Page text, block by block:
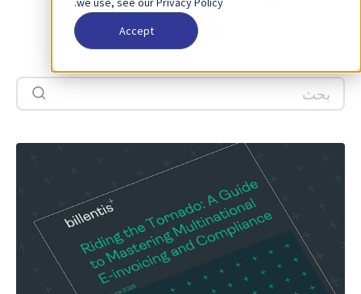
Accept
أوراق بيضاء